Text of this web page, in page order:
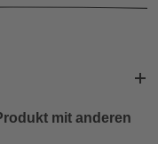
mit anderen